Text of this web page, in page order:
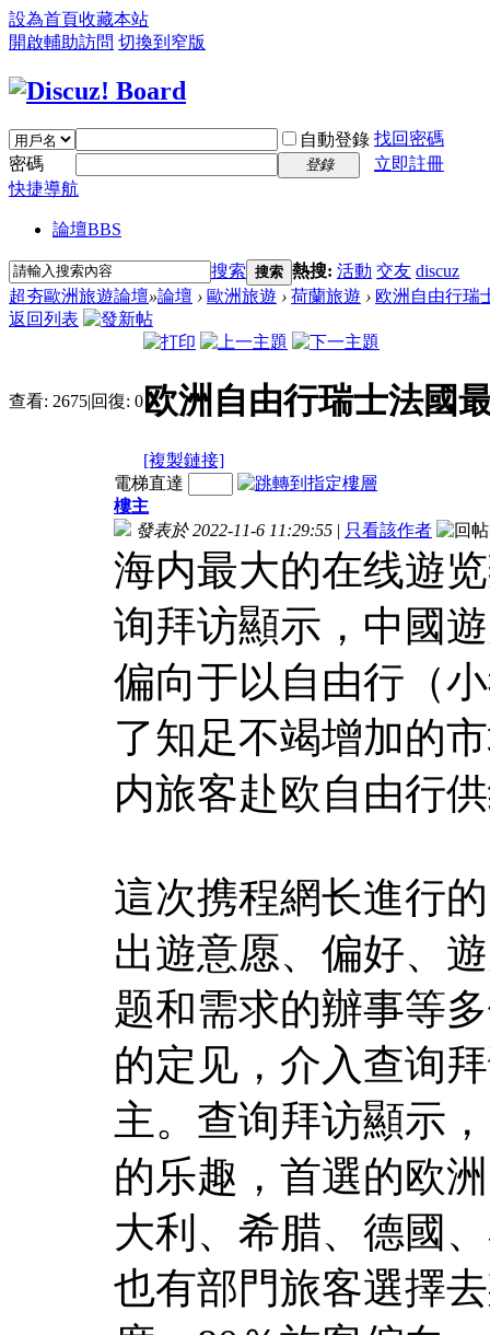
設為首頁收藏本站
開啟輔助訪問 切換到窄版
自動登錄 找回密碼
密碼
登錄
立即註冊
快捷導航
論壇BBS
搜索 搜索 熱搜: 活動 交友 discuz
超夯歐洲旅遊論壇»論壇 › 歐洲旅遊 › 荷蘭旅遊 › 欧洲自由行瑞
返回列表
查看: 2675|回復: 0 欧洲自由行瑞士法國
[複製鏈接]
電梯直達
樓主
發表於 2022-11-6 11:29:55 | 只看該作者
海内最大的在线遊
询拜访顯示，中國
偏向于以自由行（
了知足不竭增加的
内旅客赴欧自由行
這次携程網长進行
出遊意愿、偏好、
题和需求的辦事等
的定见，介入查询
主。查询拜访顯示
的乐趣，首選的欧
大利、希腊、德國
也有部門旅客選擇